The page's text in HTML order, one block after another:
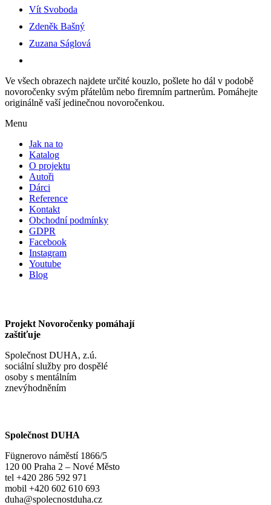
Vít Svoboda
Zdeněk Bašný
Zuzana Ságlová
Ve všech obrazech najdete určité kouzlo, pošlete ho dál v podobě
novoročenky svým přátelům nebo firemním partnerům. Pomáhejte
originálně vaší jedinečnou novoročenkou.
Menu
Jak na to
Katalog
O projektu
Autoři
Dárci
Reference
Kontakt
Obchodní podmínky
GDPR
Facebook
Instagram
Youtube
Blog
Projekt Novoročenky pomáhají
zaštiťuje
Společnost DUHA, z.ú.
sociální služby pro dospělé
osoby s mentálním
znevýhodněním
Společnost DUHA
Fügnerovo náměstí 1866/5
120 00 Praha 2 – Nové Město
tel +420 286 592 971
mobil +420 602 610 693
duha@spolecnostduha.cz